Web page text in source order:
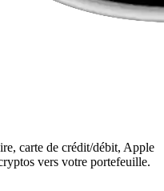
carte de crédit/débit, Apple
vers votre portefeuille.